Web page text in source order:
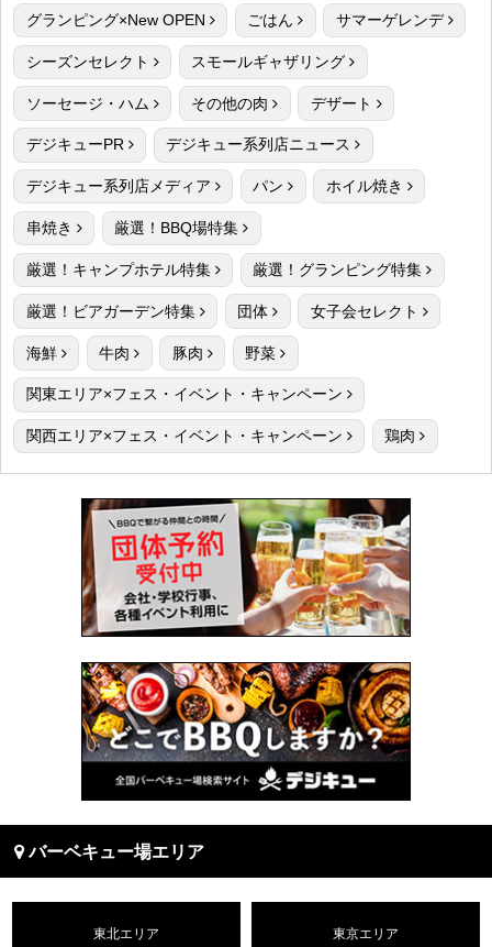
グランピング×New OPEN ごはん サマーゲレンデ
シーズンセレクト スモールギャザリング
ソーセージ・ハム その他の肉 デザート
デジキューPR デジキュー系列店ニュース
デジキュー系列店メディア パン ホイル焼き
串焼き 厳選！BBQ場特集
厳選！キャンプホテル特集 厳選！グランピング特集
厳選！ビアガーデン特集 団体 女子会セレクト
海鮮 牛肉 豚肉 野菜
関東エリア×フェス・イベント・キャンペーン
関西エリア×フェス・イベント・キャンペーン 鶏肉
バーベキュー場エリア
東北エリア 東京エリア